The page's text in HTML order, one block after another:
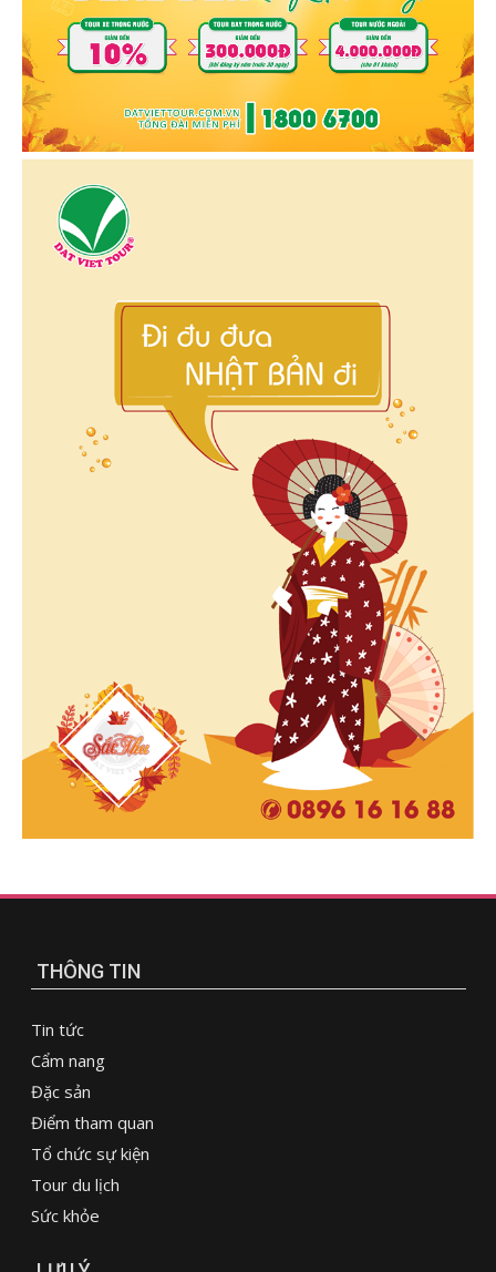
THÔNG TIN
Tin tức
Cẩm nang
Đặc sản
Điểm tham quan
Tổ chức sự kiện
Tour du lịch
Sức khỏe